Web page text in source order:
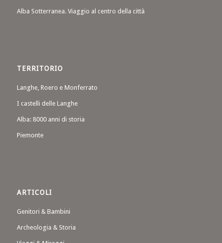
Alba Sotterranea. Viaggio al centro della città
TERRITORIO
Langhe, Roero e Monferrato
I castelli delle Langhe
Alba: 8000 anni di storia
Piemonte
ARTICOLI
Genitori & Bambini
Archeologia & Storia